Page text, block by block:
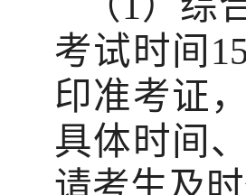
考试时间
印准考证
具体时间
请考生及